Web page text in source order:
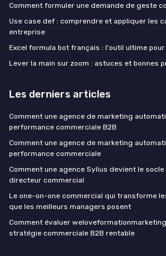
Comment formuler une demande de geste
Use case def : comprendre et appliquer les
entreprise
Excel formula bot français : l'outil ultime
Lever la main sur zoom : astuces et bonnes
Les derniers articles
Comment une agence de marketing
performance commerciale B2B
Comment une agence de marketing
performance commerciale
Comment une agence Sylius devient le
directeur commercial
Le one-on-one commercial qui transforme
que les meilleurs managers posent
Comment évaluer
stratégie commerciale B2B rentable